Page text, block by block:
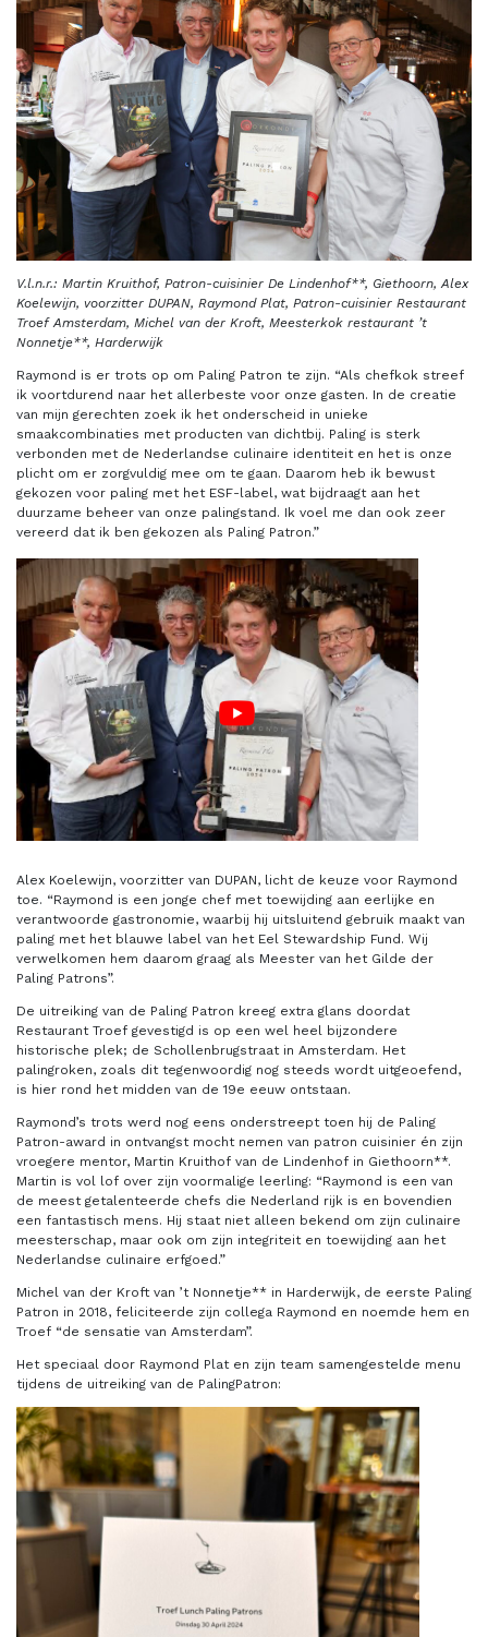
V.l.n.r.: Martin Kruithof, Patron-cuisinier De Lindenhof**, Giethoorn, Alex
Koelewijn, voorzitter DUPAN, Raymond Plat, Patron-cuisinier Restaurant
Troef Amsterdam, Michel van der Kroft, Meesterkok restaurant ’t
Nonnetje**, Harderwijk
Raymond is er trots op om Paling Patron te zijn. “Als chefkok streef
ik voortdurend naar het allerbeste voor onze gasten. In de creatie
van mijn gerechten zoek ik het onderscheid in unieke
smaakcombinaties met producten van dichtbij. Paling is sterk
verbonden met de Nederlandse culinaire identiteit en het is onze
plicht om er zorgvuldig mee om te gaan. Daarom heb ik bewust
gekozen voor paling met het ESF-label, wat bijdraagt aan het
duurzame beheer van onze palingstand. Ik voel me dan ook zeer
vereerd dat ik ben gekozen als Paling Patron.”
Alex Koelewijn, voorzitter van DUPAN, licht de keuze voor Raymond
toe. “Raymond is een jonge chef met toewijding aan eerlijke en
verantwoorde gastronomie, waarbij hij uitsluitend gebruik maakt van
paling met het blauwe label van het Eel Stewardship Fund. Wij
verwelkomen hem daarom graag als Meester van het Gilde der
Paling Patrons”.
De uitreiking van de Paling Patron kreeg extra glans doordat
Restaurant Troef gevestigd is op een wel heel bijzondere
historische plek; de Schollenbrugstraat in Amsterdam. Het
palingroken, zoals dit tegenwoordig nog steeds wordt uitgeoefend,
is hier rond het midden van de 19e eeuw ontstaan.
Raymond’s trots werd nog eens onderstreept toen hij de Paling
Patron-award in ontvangst mocht nemen van patron cuisinier én zijn
vroegere mentor, Martin Kruithof van de Lindenhof in Giethoorn**.
Martin is vol lof over zijn voormalige leerling: “Raymond is een van
de meest getalenteerde chefs die Nederland rijk is en bovendien
een fantastisch mens. Hij staat niet alleen bekend om zijn culinaire
meesterschap, maar ook om zijn integriteit en toewijding aan het
Nederlandse culinaire erfgoed.”
Michel van der Kroft van ’t Nonnetje** in Harderwijk, de eerste Paling
Patron in 2018, feliciteerde zijn collega Raymond en noemde hem en
Troef “de sensatie van Amsterdam”.
Het speciaal door Raymond Plat en zijn team samengestelde menu
tijdens de uitreiking van de PalingPatron: